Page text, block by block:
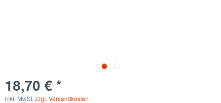
18,70 € *
inkl. MwSt. zzgl. Versandkosten